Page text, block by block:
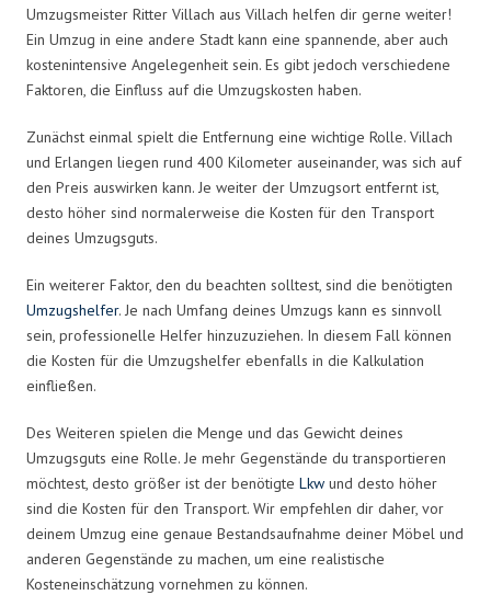
Umzugsmeister Ritter Villach aus Villach helfen dir gerne weiter!
Ein Umzug in eine andere Stadt kann eine spannende, aber auch
kostenintensive Angelegenheit sein. Es gibt jedoch verschiedene
Faktoren, die Einfluss auf die Umzugskosten haben.
Zunächst einmal spielt die Entfernung eine wichtige Rolle. Villach
und Erlangen liegen rund 400 Kilometer auseinander, was sich auf
den Preis auswirken kann. Je weiter der Umzugsort entfernt ist,
desto höher sind normalerweise die Kosten für den Transport
deines Umzugsguts.
Ein weiterer Faktor, den du beachten solltest, sind die benötigten
Umzugshelfer. Je nach Umfang deines Umzugs kann es sinnvoll
sein, professionelle Helfer hinzuzuziehen. In diesem Fall können
die Kosten für die Umzugshelfer ebenfalls in die Kalkulation
einfließen.
Des Weiteren spielen die Menge und das Gewicht deines
Umzugsguts eine Rolle. Je mehr Gegenstände du transportieren
möchtest, desto größer ist der benötigte Lkw und desto höher
sind die Kosten für den Transport. Wir empfehlen dir daher, vor
deinem Umzug eine genaue Bestandsaufnahme deiner Möbel und
anderen Gegenstände zu machen, um eine realistische
Kosteneinschätzung vornehmen zu können.